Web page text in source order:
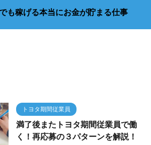
も稼げる本当にお金が貯まる仕事
トヨタ期間従業員
満了後またトヨタ期間従業員で働
く！再応募の３パターンを解説！